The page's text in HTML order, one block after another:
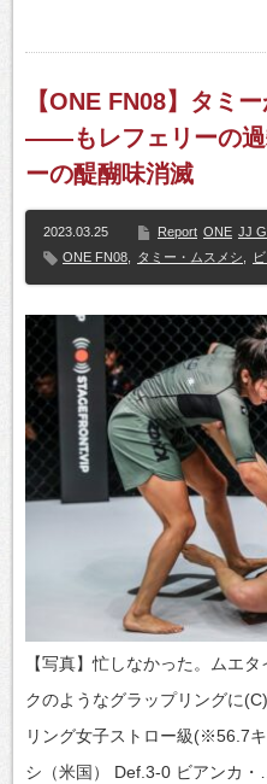
【ONE FN08】タミ
――もレフェリーの過
ーの醍醐味消滅
2023.03.25 Report ONE JJ
ONE FN08
タミー・ムスメシ
【写真】忙しなかった。ムエ
クのようなグラップリングに
リング女子ストロー級(※56.7
シ（米国） Def.3-0 ビアンカ・…